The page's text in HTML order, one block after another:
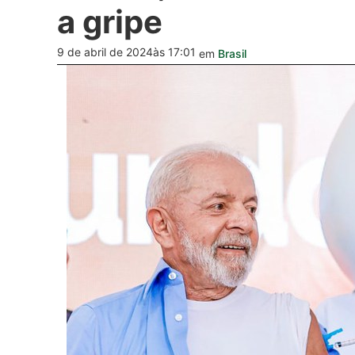
a gripe
9 de abril de 2024às 17:01 em Brasil